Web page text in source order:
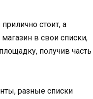
стоит, а
в свои списки,
получив часть
разные списки